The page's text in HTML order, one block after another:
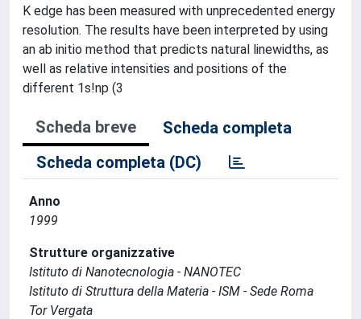
K edge has been measured with unprecedented energy
resolution. The results have been interpreted by using
an ab initio method that predicts natural linewidths, as
well as relative intensities and positions of the
different 1s!np (3
Scheda breve
Scheda completa
Scheda completa (DC)
Anno
1999
Strutture organizzative
Istituto di Nanotecnologia - NANOTEC
Istituto di Struttura della Materia - ISM - Sede Roma
Tor Vergata